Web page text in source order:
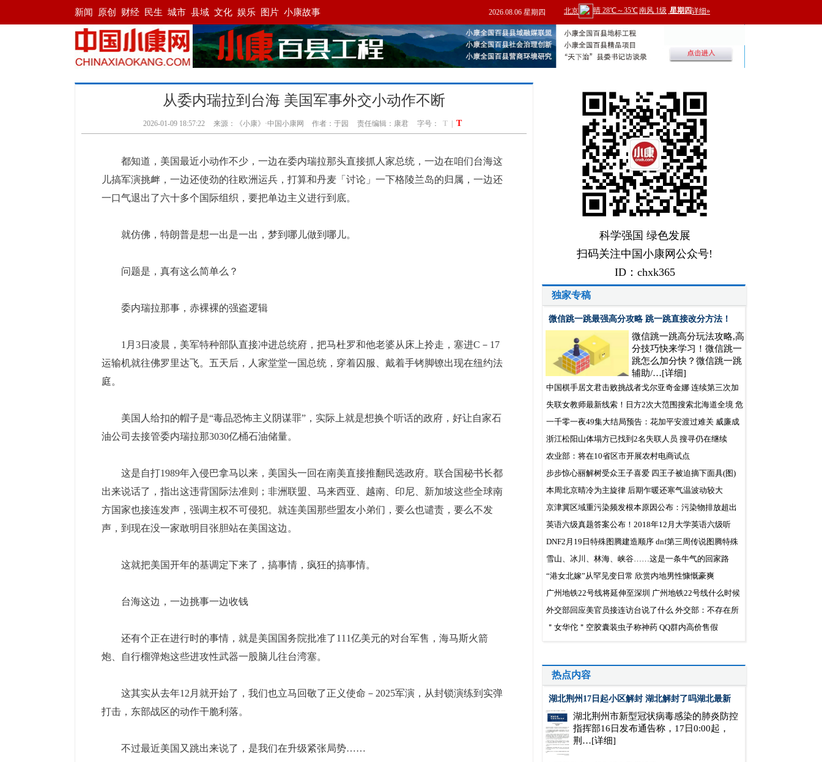
从委内瑞拉到台海 美国军事外交小动作不断
2026-01-09 18:57:22 来源：《小康》·中国小康网 作者：于园 责任编辑：康君 字号： T T
都知道，美国最近小动作不少，一边在委内瑞拉那头直接抓人家总统，一边在咱们台海这
儿搞军演挑衅，一边还使劲的往欧洲运兵，打算和丹麦「讨论」一下格陵兰岛的归属，一边还
一口气退出了六十多个国际组织，要把单边主义进行到底。
就仿佛，特朗普是想一出是一出，梦到哪儿做到哪儿。
问题是，真有这么简单么？
委内瑞拉那事，赤裸裸的强盗逻辑
1月3日凌晨，美军特种部队直接冲进总统府，把马杜罗和他老婆从床上拎走，塞进C－17
运输机就往佛罗里达飞。五天后，人家堂堂一国总统，穿着囚服、戴着手铐脚镣出现在纽约法
庭。
美国人给扣的帽子是“毒品恐怖主义阴谋罪”，实际上就是想换个听话的政府，好让自家石
油公司去接管委内瑞拉那3030亿桶石油储量。
这是自打1989年入侵巴拿马以来，美国头一回在南美直接推翻民选政府。联合国秘书长都
出来说话了，指出这违背国际法准则；非洲联盟、马来西亚、越南、印尼、新加坡这些全球南
方国家也接连发声，强调主权不可侵犯。就连美国那些盟友小弟们，要么也谴责，要么不发
声，到现在没一家敢明目张胆站在美国这边。
这就把美国开年的基调定下来了，搞事情，疯狂的搞事情。
台海这边，一边挑事一边收钱
还有个正在进行时的事情，就是美国国务院批准了111亿美元的对台军售，海马斯火箭
炮、自行榴弹炮这些进攻性武器一股脑儿往台湾塞。
这其实从去年12月就开始了，我们也立马回敬了正义使命－2025军演，从封锁演练到实弹
打击，东部战区的动作干脆利落。
不过最近美国又跳出来说了，是我们在升级紧张局势……
科学强国 绿色发展
扫码关注中国小康网公众号!
ID：chxk365